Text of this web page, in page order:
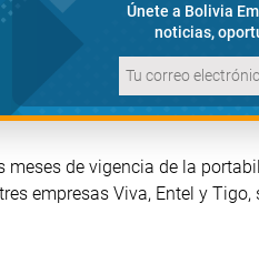
Únete a Bolivia
noticias,
meses de vigencia de la
empresas Viva, Entel y